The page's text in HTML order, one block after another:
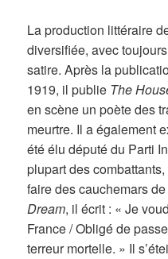
La production littéraire
diversifiée, avec
satire. Après la
1919, il publie The
en scène un poète des
meurtre. Il a également
été élu député du Parti
plupart des
faire des cauchemars
Dream, il écrit : « Je
France / Obligé de
terreur mortelle. » Il